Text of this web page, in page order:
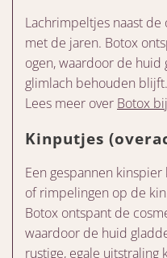
Lachrimpeltjes naast
met de jaren. Botox
ogen, waardoor de
glimlach behouden blijft.
Lees meer over Botox
Kinputjes
Een gespannen
of rimpelingen op de
Botox ontspant de
waardoor de huid
rustige, egale uitstraling